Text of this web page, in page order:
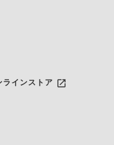
ラインストア launch